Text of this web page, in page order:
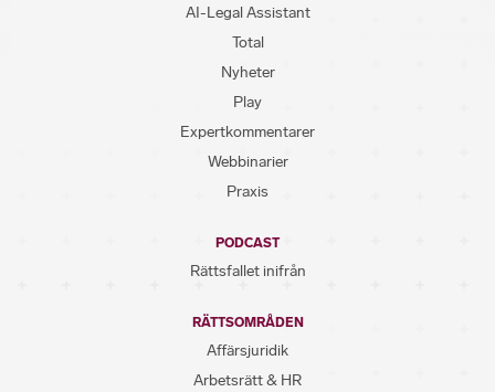
AI-Legal Assistant
Total
Nyheter
Play
Expertkommentarer
Webbinarier
Praxis
PODCAST
Rättsfallet inifrån
RÄTTSOMRÅDEN
Affärsjuridik
Arbetsrätt & HR